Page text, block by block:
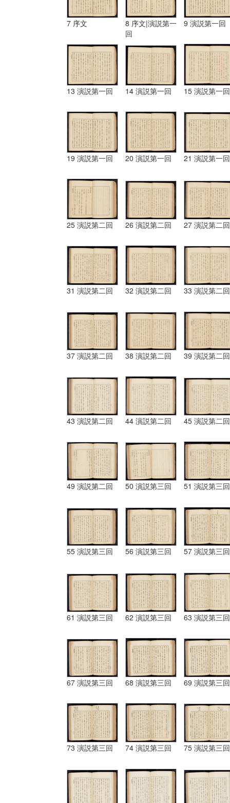
7 序文
8 序文|演説第一
回
9 演説第一回
13 演説第一回 14 演説第一回 15 演説第一回
19 演説第一回 20 演説第一回 21 演説第一回
25 演説第二回 26 演説第二回 27 演説第二回
31 演説第二回 32 演説第二回 33 演説第二回
37 演説第二回 38 演説第二回 39 演説第二回
43 演説第二回 44 演説第二回 45 演説第二回
49 演説第二回 50 演説第三回 51 演説第三回
55 演説第三回 56 演説第三回 57 演説第三回
61 演説第三回 62 演説第三回 63 演説第三回
67 演説第三回 68 演説第三回 69 演説第三回
73 演説第三回 74 演説第三回 75 演説第三回